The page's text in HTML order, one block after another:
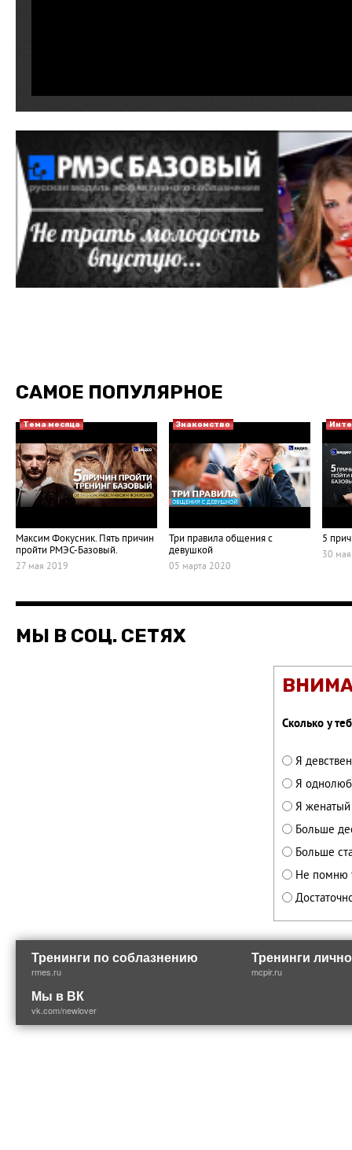
САМОЕ ПОПУЛЯРНОЕ
Тема месяца
Максим Фокусник. Пять причин
пройти РМЭС-Базовый.
27 мая 2019
Знакомство
Три правила общения с
девушкой
05 марта 2020
5
30
МЫ В СОЦ. СЕТЯХ
Cколько у
Я
Я однолюб
Я женатый
Больше
Больше
Не помню
Тренинги по соблазнению
rmes.ru
Тренинги
mcpir.ru
Мы в ВК
vk.com/newlover